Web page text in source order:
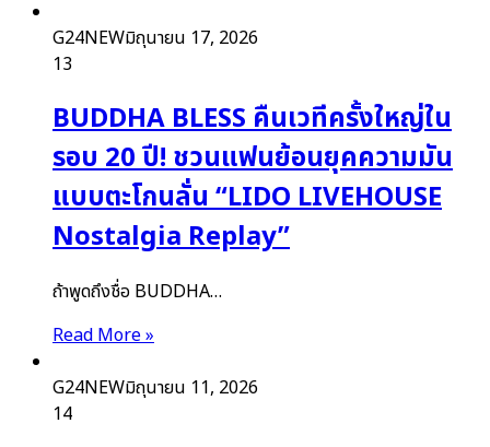
G24NEWมิถุนายน 17, 2026
13
BUDDHA BLESS คืนเวทีครั้งใหญ่ใน
รอบ 20 ปี! ชวนแฟนย้อนยุคความมัน
แบบตะโกนลั่น “LIDO LIVEHOUSE
Nostalgia Replay”
ถ้าพูดถึงชื่อ BUDDHA…
Read More »
G24NEWมิถุนายน 11, 2026
14